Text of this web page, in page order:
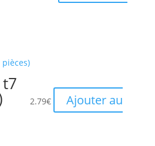
2.79€
Ajouter au